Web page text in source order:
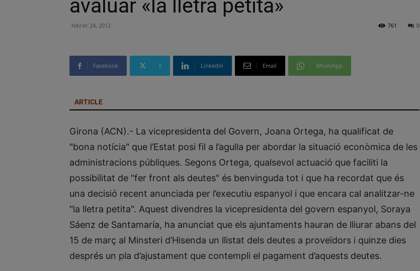
avaluar «la lletra petita»
febrer 24, 2012 0
761
Facebook X Linkedin Email WhatsApp
ARTICLE
Girona (ACN).- La vicepresidenta del Govern, Joana Ortega, ha qualificat de
"bona notícia" que l’Estat posi fil a l’agulla per abordar la situació econòmica de les
administracions públiques. Segons Ortega, qualsevol actuació que faciliti la
possibilitat de "fer front als deutes" és benvinguda tot i que ha recordat que és
una decisió recent anunciada per l’executiu espanyol i que encara cal analitzar-ne
"la lletra petita". Aquest divendres la vicepresidenta del govern espanyol, Soraya
Sáenz de Santamaría, ha anunciat que els ajuntaments hauran de lliurar abans del
15 de març al Minsteri d’Hisenda un llistat dels deutes a proveïdors i quinze dies
després un pla d’ajustament que contempli el pagament d’aquests deutes.